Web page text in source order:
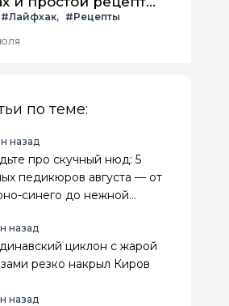
салата с ним
#Лайфхак
#Рецепты
по теме:
назад
про скучный нюд: 5
педикюров августа — от
синего до нежной
назад
циклон с жарой
резко накрыл Киров
назад